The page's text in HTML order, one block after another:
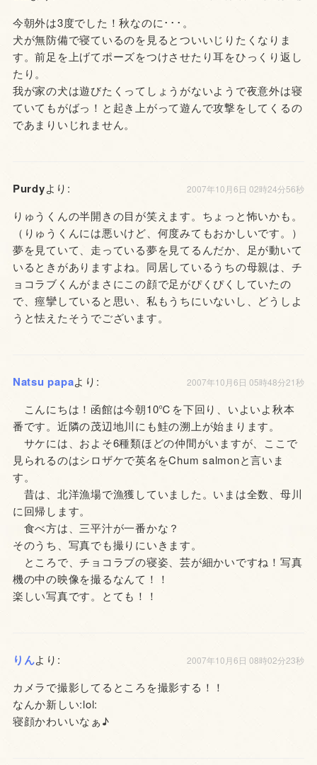
今朝外は3度でした！秋なのに･･･。
犬が無防備で寝ているのを見るとついいじりたくなりま
す。前足を上げてポーズをつけさせたり耳をひっくり返し
たり。
我が家の犬は遊びたくってしょうがないようで夜意外は寝
ていてもがばっ！と起き上がって遊んで攻撃をしてくるの
であまりいじれません。
Purdyより: 2007年10月6日 02時24分56秒
りゅうくんの半開きの目が笑えます。ちょっと怖いかも。
（りゅうくんには悪いけど、何度みてもおかしいです。）
夢を見ていて、走っている夢を見てるんだか、足が動いて
いるときがありますよね。同居しているうちの母親は、チ
ョコラブくんがまさにこの顔で足がぴくぴくしていたの
で、痙攣していると思い、私もうちにいないし、どうしよ
うと怯えたそうでございます。
Natsu papaより: 2007年10月6日 05時48分21秒
こんにちは！函館は今朝10℃を下回り、いよいよ秋本
番です。近隣の茂辺地川にも鮭の溯上が始まります。
サケには、およそ6種類ほどの仲間がいますが、ここで
見られるのはシロザケで英名をChum salmonと言いま
す。
昔は、北洋漁場で漁獲していました。いまは全数、母川
に回帰します。
食べ方は、三平汁が一番かな？
そのうち、写真でも撮りにいきます。
ところで、チョコラブの寝姿、芸が細かいですね！写真
機の中の映像を撮るなんて！！
楽しい写真です。とても！！
りんより: 2007年10月6日 08時02分23秒
カメラで撮影してるところを撮影する！！
なんか新しい:lol:
寝顔かわいいなぁ♪